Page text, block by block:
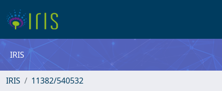
IRIS
IRIS 11382/540532